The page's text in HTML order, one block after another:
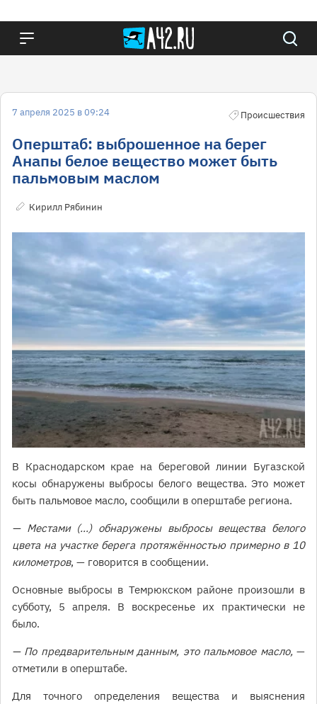
7 апреля 2025 в 09:24 Происшествия
Оперштаб: выброшенное на берег
Анапы белое вещество может быть
пальмовым маслом
Кирилл Рябинин
В Краснодарском крае на береговой линии Бугазской
косы обнаружены выбросы белого вещества. Это может
быть пальмовое масло, сообщили в оперштабе региона.
— Местами (…) обнаружены выбросы вещества белого
цвета на участке берега протяжённостью примерно в 10
километров, — говорится в сообщении.
Основные выбросы в Темрюкском районе произошли в
субботу, 5 апреля. В воскресенье их практически не
было.
— По предварительным данным, это пальмовое масло, —
отметили в оперштабе.
Для точного определения вещества и выяснения